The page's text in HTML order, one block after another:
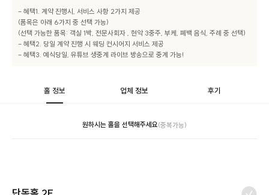
- 혜택1. 계약 진행시, 서비스 사항 2가지 제공
(품목은 아래 6가지 중 선택 가능)
(선택 가능한 품목: 객실 1박, 전문사회자 , 현악 3중주, 부케, 폐백 음식, 주례 중 선택)
- 혜택2. 당일 계약 진행 시 웨딩 컨시어지 서비스 제공
- 혜택3. 예식당일, 유튜브 생중계 라이브 방송으로 중계 가능!
홀 정보 업체 정보 후기
원하시는 홀을 선택해주세요(중복가능)